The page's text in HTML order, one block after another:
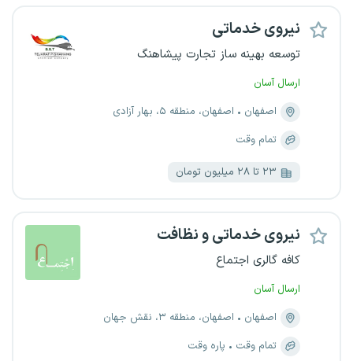
نیروی خدماتی
توسعه بهینه ساز تجارت پیشاهنگ
ارسال آسان
اصفهان
اصفهان، منطقه ۵، بهار آزادی
تمام وقت
۲۳ تا ۲۸ میلیون تومان
نیروی خدماتی و نظافت
کافه گالری اجتماع
ارسال آسان
اصفهان
اصفهان، منطقه ۳، نقش جهان
تمام وقت
پاره وقت